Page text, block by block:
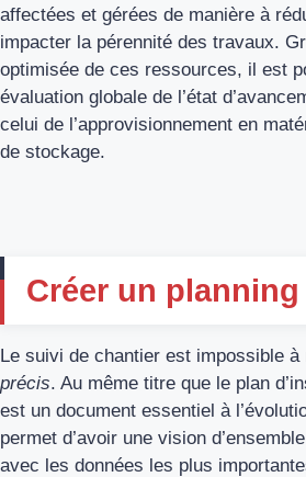
affectées et gérées de manière à
impacter la pérennité des travaux.
optimisée de ces ressources, il est
évaluation globale de l’état
celui de l’approvisionnement en
de stockage.
Créer un
Le suivi de chantier est impossible à
précis. Au même titre que le plan
est un document essentiel à
permet d’avoir une vision
avec les données les plus